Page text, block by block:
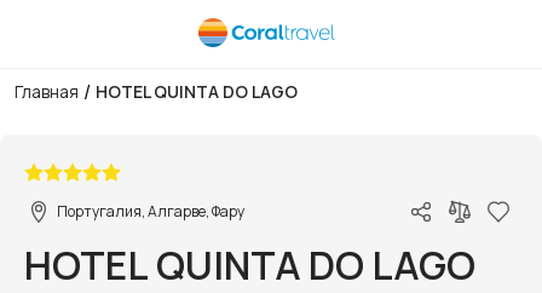
Главная / HOTEL QUINTA DO LAGO
Португалия, Алгарве, Фару
HOTEL QUINTA DO LAGO